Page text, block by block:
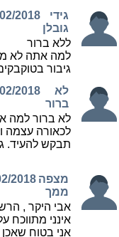
גידי
גובלן
2018
ללא ברור
למה אתה לא
גיבור
לא
ברור
2018
לא ברור למה
לכאורה עצמה
תבקש להעיד.
מצפה
ממך
2018
אבי היקר ,
אינני
אני בטוח